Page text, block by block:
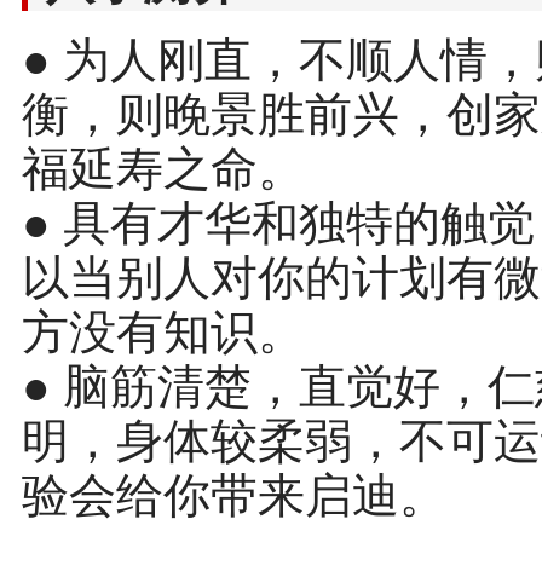
● 为人刚直，不顺人情
衡，则晚景胜前兴，创
福延寿之命。
● 具有才华和独特的触
以当别人对你的计划有
方没有知识。
● 脑筋清楚，直觉好，
明，身体较柔弱，不可
验会给你带来启迪。